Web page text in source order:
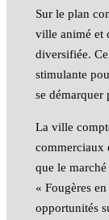
Sur le plan
ville animé et
diversifiée.
stimulante
se démarquer
La ville
commerciaux
que le
« Fougères
opportunités